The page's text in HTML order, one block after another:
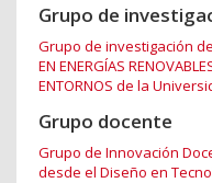
Grupo de
Grupo de investigación
EN ENERGÍAS
ENTORNOS de la
Grupo docente
Grupo de Innovación
desde el Diseño en